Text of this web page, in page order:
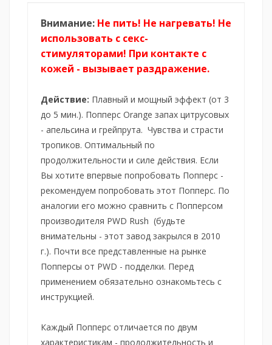
Внимание: Не пить! Не нагревать! Не
использовать с секс-
стимуляторами! При контакте с
кожей - вызывает раздражение.
Действие: Плавный и мощный эффект (от 3
до 5 мин.). Попперс Orange запах цитрусовых
- апельсина и грейпрута. Чувства и страсти
тропиков. Оптимальный по
продолжительности и силе действия. Если
Вы хотите впервые попробовать Попперс -
рекомендуем попробовать этот Попперс. По
аналогии его можно сравнить с Попперсом
производителя PWD Rush (будьте
внимательны - этот завод закрылся в 2010
г.). Почти все представленные на рынке
Попперсы от PWD - подделки. Перед
применением обязательно ознакомьтесь с
инструкцией.
Каждый Попперс отличается по двум
характеристикам - продолжительность и